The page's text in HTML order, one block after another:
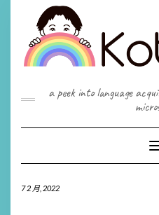
a peek into language
7 2 月, 2022